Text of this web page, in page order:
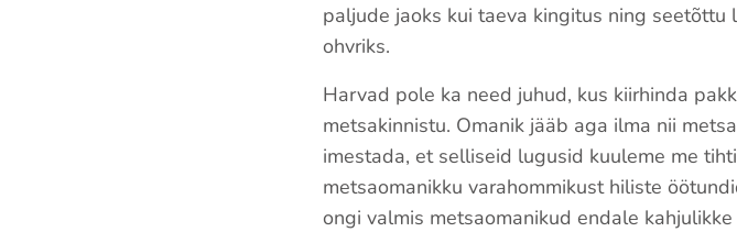
paljude jaoks kui taeva kingitus ning
ohvriks.
Harvad pole ka need juhud, kus kiirhinda
metsakinnistu. Omanik jääb aga ilma nii
imestada, et selliseid lugusid kuuleme me
metsaomanikku varahommikust hiliste
ongi valmis metsaomanikud endale